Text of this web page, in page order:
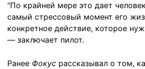
"По крайней мере это дает
самый стрессовый момент его
конкретное действие, которое
— заключает пилот.
Ранее Фокус рассказывал о том,